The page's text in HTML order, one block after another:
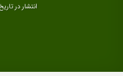
انتشار در